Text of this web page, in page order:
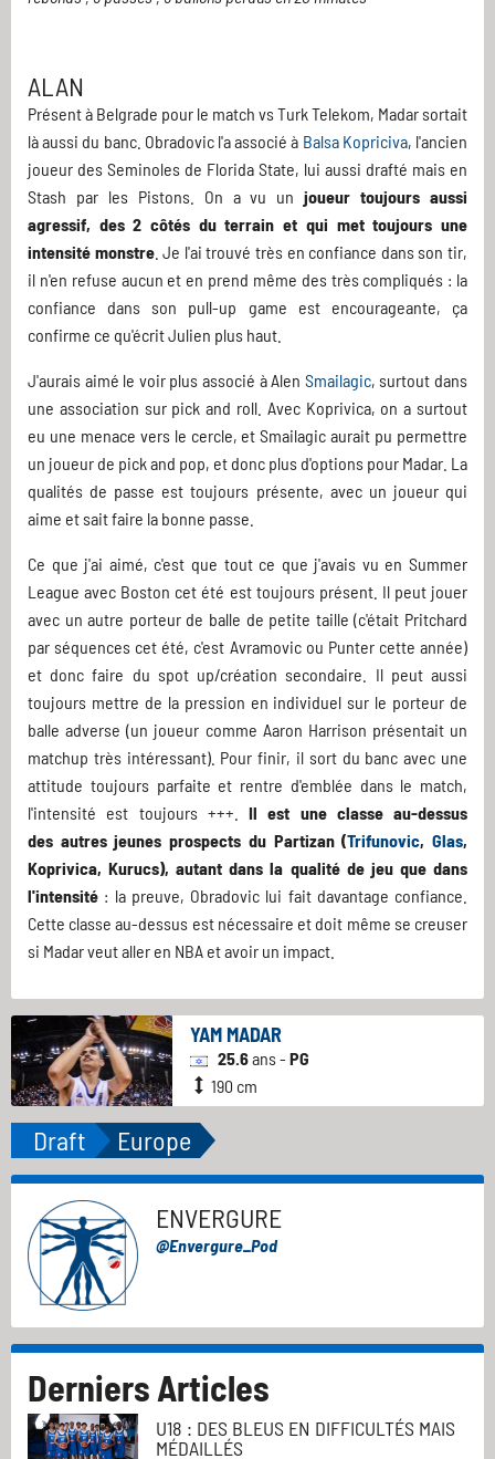
ALAN
Présent à Belgrade pour le match vs Turk Telekom, Madar sortait
là aussi du banc. Obradovic l'a associé à Balsa Kopriciva, l'ancien
joueur des Seminoles de Florida State, lui aussi drafté mais en
Stash par les Pistons. On a vu unjoueur toujours aussi
agressif, des 2 côtés du terrain et qui met toujours une
intensité monstre. Je l'ai trouvé très en confiance dans son tir,
il n'en refuse aucun et en prend même des très compliqués : la
confiance dans son pull-up game est encourageante, ça
confirme ce qu'écrit Julien plus haut.
J'aurais aimé le voir plus associé à Alen Smailagic, surtout dans
une association sur pick and roll. Avec Koprivica, on a surtout
eu une menace vers le cercle, et Smailagic aurait pu permettre
un joueur de pick and pop, et donc plus d'options pour Madar. La
qualités de passe est toujours présente, avec un joueur qui
aime et sait faire la bonne passe.
Ce que j'ai aimé, c'est que tout ce que j'avais vu en Summer
League avec Boston cet été est toujours présent. Il peut jouer
avec un autre porteur de balle de petite taille (c'était Pritchard
par séquences cet été, c'est Avramovic ou Punter cette année)
et donc faire du spot up/création secondaire. Il peut aussi
toujours mettre de la pression en individuel sur le porteur de
balle adverse (un joueur comme Aaron Harrison présentait un
matchup très intéressant). Pour finir, il sort du banc avec une
attitude toujours parfaite et rentre d'emblée dans le match,
l'intensité est toujours +++. Il est une classe au-dessus
des autres jeunes prospects du Partizan (Trifunovic,Glas,
Koprivica, Kurucs), autant dans la qualité de jeu que dans
l'intensité : la preuve, Obradovic lui fait davantage confiance.
Cette classe au-dessus est nécessaire et doit même se creuser
si Madar veut aller en NBA et avoir un impact.
YAM MADAR
25.6ans - PG
190 cm
Draft Europe
ENVERGURE
@Envergure_Pod
Derniers Articles
U18 : DES BLEUS EN DIFFICULTÉS MAIS
MÉDAILLÉS